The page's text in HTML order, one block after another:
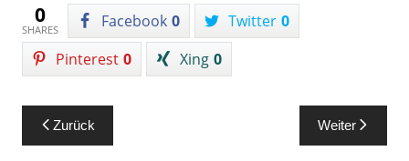
0
SHARES Facebook 0 Twitter 0
Pinterest 0 Xing 0
Beitragsnavigation
Zurück Weiter